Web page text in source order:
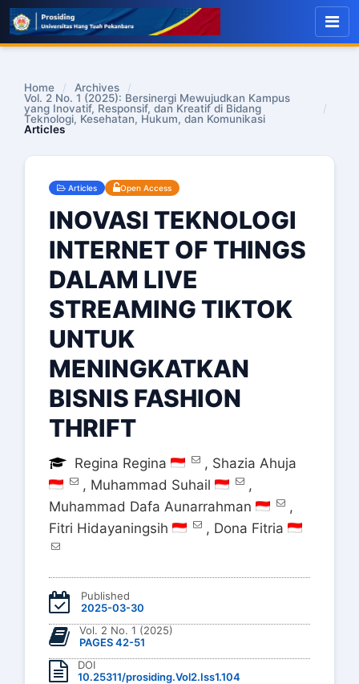
Home / Archives
/
Vol. 2 No. 1 (2025): Bersinergi Mewujudkan Kampus
yang Inovatif, Responsif, dan Kreatif di Bidang
Teknologi, Kesehatan, Hukum, dan Komunikasi
/
Articles
Articles Open Access
INOVASI TEKNOLOGI
INTERNET OF THINGS
DALAM LIVE
STREAMING TIKTOK
UNTUK
MENINGKATKAN
BISNIS FASHION
THRIFT
Regina Regina , Shazia Ahuja
, Muhammad Suhail
,
Muhammad Dafa Aunarrahman
,
Fitri Hidayaningsih
, Dona Fitria
Published
2025-03-30
Vol. 2 No. 1 (2025)
PAGES 42-51
DOI
10.25311/prosiding.Vol2.Iss1.104